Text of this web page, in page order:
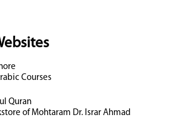
Courses
Quran
of Mohtaram Dr. Israr Ahmad